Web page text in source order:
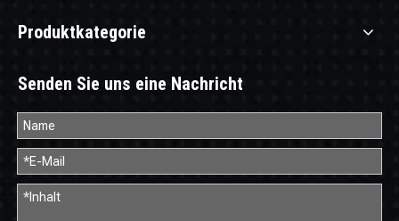
Produktkategorie
Senden Sie uns eine Nachricht